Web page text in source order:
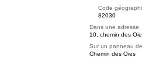
Code
82030
Dans une
10, chemin des
Sur un panneau
Chemin des Oies